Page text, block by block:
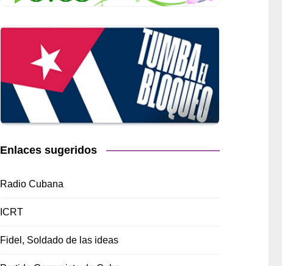
Enlaces sugeridos
Radio Cubana
ICRT
Fidel, Soldado de las ideas